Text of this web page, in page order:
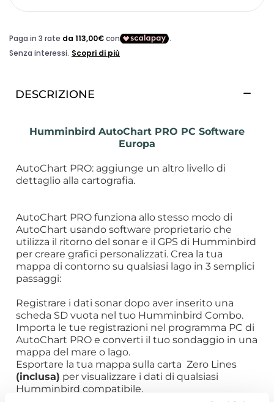
DESCRIZIONE
Humminbird AutoChart PRO PC Software
Europa
AutoChart PRO: aggiunge un altro livello di
dettaglio alla cartografia.
AutoChart PRO funziona allo stesso modo di
AutoChart usando software proprietario che
utilizza il ritorno del sonar e il GPS di Humminbird
per creare grafici personalizzati. Crea la tua
mappa di contorno su qualsiasi lago in 3 semplici
passaggi:
Registrare i dati sonar dopo aver inserito una
scheda SD vuota nel tuo Humminbird Combo.
Importa le tue registrazioni nel programma PC di
AutoChart PRO e converti il ​​tuo sondaggio in una
mappa del mare o lago.
Esportare la tua mappa sulla carta Zero Lines
(inclusa) per visualizzare i dati di qualsiasi
Humminbird compatibile.